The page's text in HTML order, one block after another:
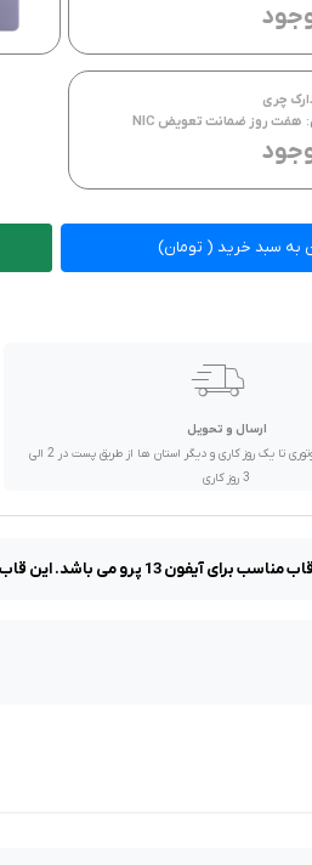
ما
چری
هفت روز ضمانت تعویض NIC
به سبد خرید( تومان)
ارسال و تحویل
ارسال در تهران با پیک موتوری تا یک روز کاری و دیگر استان ها از طریق پست در 2 الی
3 روز کاری
می باشد. این قاب از جنس چرم مرغوب و مقاوم در برابر خط و خش تهیه شده است و حفاظت پیرتامونی کاملی را از گوشی آیفون شما انجام می د